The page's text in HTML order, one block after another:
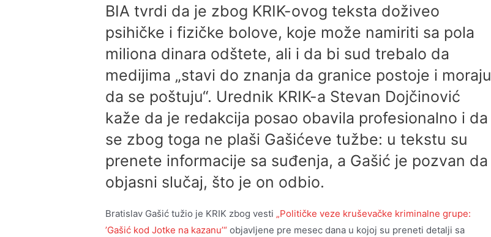
BIA tvrdi da je zbog KRIK-ovog teksta doživeo
psihičke i fizičke bolove, koje može namiriti sa pola
miliona dinara odštete, ali i da bi sud trebalo da
medijima „stavi do znanja da granice postoje i moraju
da se poštuju“. Urednik KRIK-a Stevan Dojčinović
kaže da je redakcija posao obavila profesionalno i da
se zbog toga ne plaši Gašićeve tužbe: u tekstu su
prenete informacije sa suđenja, a Gašić je pozvan da
objasni slučaj, što je on odbio.
Bratislav Gašić tužio je KRIK zbog vesti „Političke veze kruševačke kriminalne grupe:
’Gašić kod Jotke na kazanu’“ objavljene pre mesec dana u kojoj su preneti detalji sa